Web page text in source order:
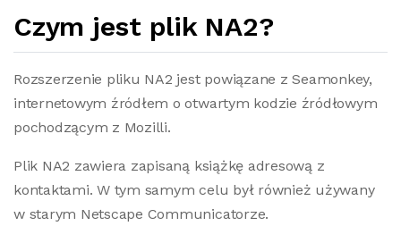
Czym jest plik NA2?
Rozszerzenie pliku NA2 jest powiązane z Seamonkey,
internetowym źródłem o otwartym kodzie źródłowym
pochodzącym z Mozilli.
Plik NA2 zawiera zapisaną książkę adresową z
kontaktami. W tym samym celu był również używany
w starym Netscape Communicatorze.